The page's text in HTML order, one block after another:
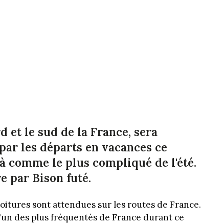
et le sud de la France, sera
les départs en vacances ce
comme le plus compliqué de l'été.
par Bison futé.
sont attendues sur les routes de France.
des plus fréquentés de France durant ce